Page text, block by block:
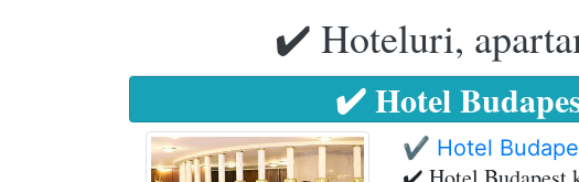
✔️ Hoteluri,
✔️ Hotel
✔️ Hotel